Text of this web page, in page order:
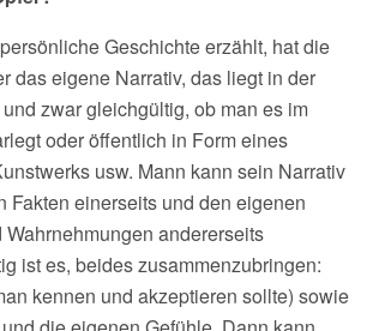
Geschichte erzählt, hat die
das eigene Narrativ, das liegt in der
zwar gleichgültig, ob man es im
oder öffentlich in Form eines
usw. Mann kann sein Narrativ
Fakten einerseits und den eigenen
andererseits
ist es, beides zusammenzubringen:
kennen und akzeptieren sollte) sowie